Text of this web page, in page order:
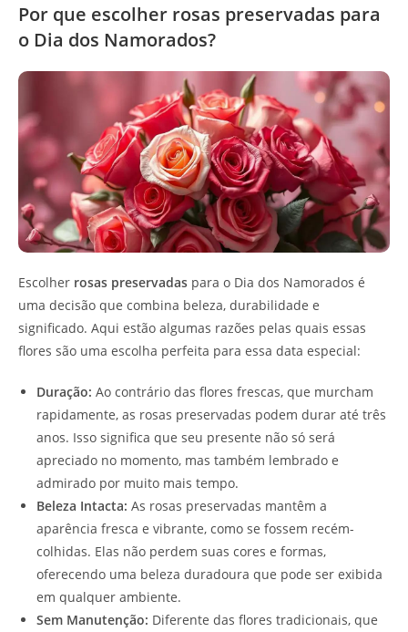
Por que escolher rosas preservadas para
o Dia dos Namorados?
Escolher rosas preservadas para o Dia dos Namorados é
uma decisão que combina beleza, durabilidade e
significado. Aqui estão algumas razões pelas quais essas
flores são uma escolha perfeita para essa data especial:
Duração: Ao contrário das flores frescas, que murcham
rapidamente, as rosas preservadas podem durar até três
anos. Isso significa que seu presente não só será
apreciado no momento, mas também lembrado e
admirado por muito mais tempo.
Beleza Intacta: As rosas preservadas mantêm a
aparência fresca e vibrante, como se fossem recém-
colhidas. Elas não perdem suas cores e formas,
oferecendo uma beleza duradoura que pode ser exibida
em qualquer ambiente.
Sem Manutenção: Diferente das flores tradicionais, que